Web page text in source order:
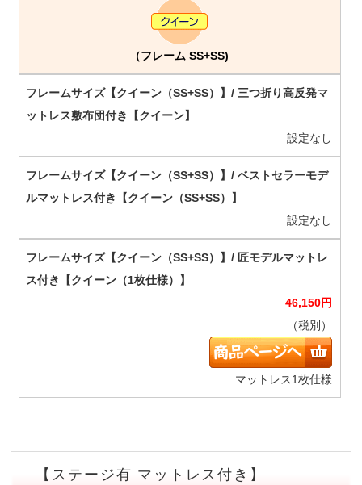
（フレーム SS+SS)
設定なし
設定なし
46,150円
（税別）
マットレス1枚仕様
【ステージ有 マットレス付き】